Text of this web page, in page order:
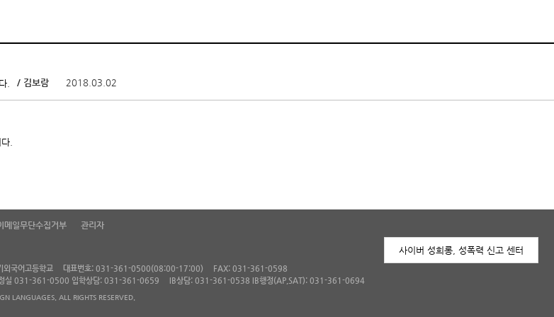
. / 김보람 2018.03.02
.
메일무단수집거부 관리자
국어고등학교 대표번호: 031-361-0500(08:00-17:00)
FAX: 031-361-0598
실 031-361-0500 입학상담: 031-361-0659
IB상담: 031-361-0538 IB행정(AP,SAT): 031-361-0694
LANGUAGES. ALL RIGHTS RESERVED.
사이버 성희롱, 성폭력 신고 센터